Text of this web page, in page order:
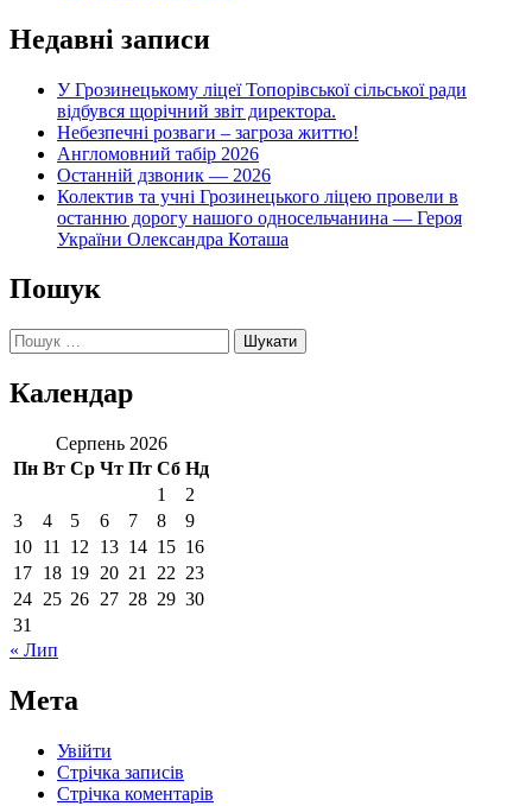
Недавні записи
У Грозинецькому ліцеї Топорівської сільської ради
відбувся щорічний звіт директора.
Небезпечні розваги – загроза життю!
Англомовний табір 2026
Останній дзвоник — 2026
Колектив та учні Грозинецького ліцею провели в
останню дорогу нашого односельчанина — Героя
України Олександра Коташа
Пошук
Пошук:
Календар
Серпень 2026
Пн Вт Ср Чт Пт Сб Нд
1
2
3
4 5 6 7 8
9
10 11 12 13 14 15 16
17 18 19 20 21 22 23
24 25 26 27 28 29 30
31
« Лип
Мета
Увійти
Стрічка записів
Стрічка коментарів